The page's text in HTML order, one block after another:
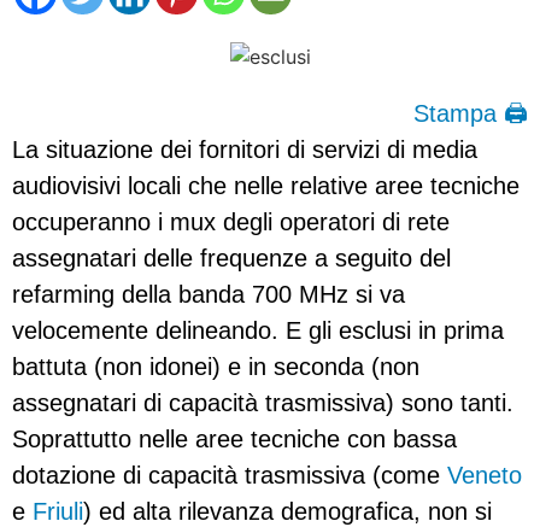
Stampa 🖨
La situazione dei fornitori di servizi di media
audiovisivi locali che nelle relative aree tecniche
occuperanno i mux degli operatori di rete
assegnatari delle frequenze a seguito del
refarming della banda 700 MHz si va
velocemente delineando. E gli esclusi in prima
battuta (non idonei) e in seconda (non
assegnatari di capacità trasmissiva) sono tanti.
Soprattutto nelle aree tecniche con bassa
dotazione di capacità trasmissiva (come Veneto
e Friuli) ed alta rilevanza demografica, non si